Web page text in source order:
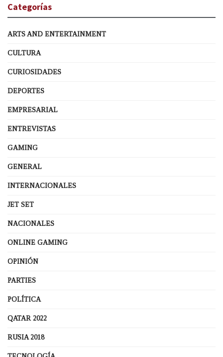
Categorías
ARTS AND ENTERTAINMENT
CULTURA
CURIOSIDADES
DEPORTES
EMPRESARIAL
ENTREVISTAS
GAMING
GENERAL
INTERNACIONALES
JET SET
NACIONALES
ONLINE GAMING
OPINIÓN
PARTIES
POLÍTICA
QATAR 2022
RUSIA 2018